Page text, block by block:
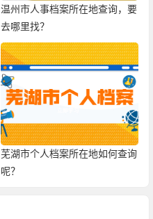
温州市人事档案所在地查询，要
去哪里找？
芜湖市个人档案所在地如何查询
呢？